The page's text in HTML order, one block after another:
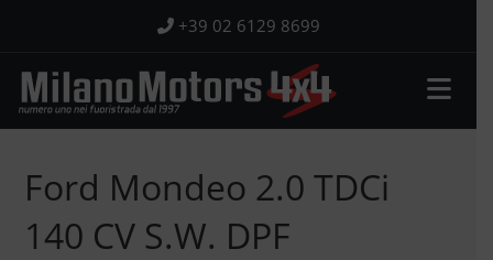
contenuto
+39 02 6129 8699
Ford Mondeo 2.0 TDCi
140 CV S.W. DPF